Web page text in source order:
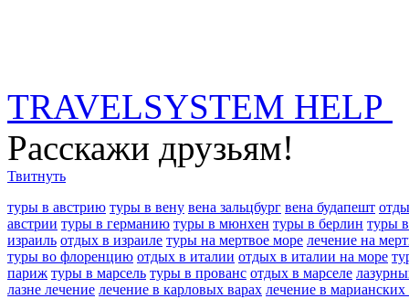
TRAVELSYSTEM HELP
Расскажи друзьям!
Твитнуть
туры в австрию туры в вену вена зальцбург вена будапешт
австрии туры в германию туры в мюнхен туры в берлин туры
израиль отдых в израиле туры на мертвое море лечение на
туры во флоренцию отдых в италии отдых в италии на море
париж туры в марсель туры в прованс отдых в марселе
лазне лечение лечение в карловых варах лечение в марианских